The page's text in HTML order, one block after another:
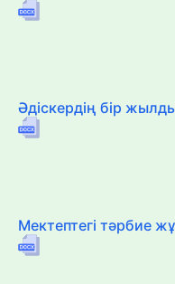
Әдіскердің бір
Мектептегі тәрбие